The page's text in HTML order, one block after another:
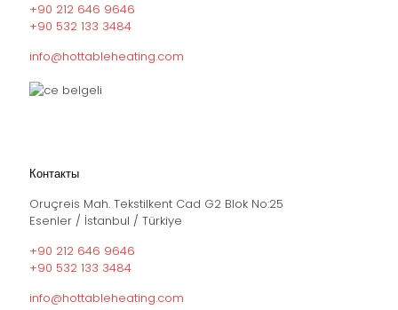
+90 212 646 9646
+90 532 133 3484
info@hottableheating.com
Контакты
Oruçreis Mah. Tekstilkent Cad G2 Blok No:25
Esenler / İstanbul / Türkiye
+90 212 646 9646
+90 532 133 3484
info@hottableheating.com